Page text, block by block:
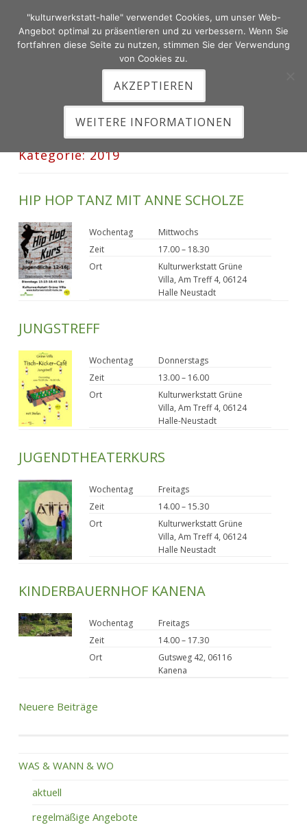
Zum
Inhalt
HAUPTMENÜ
Kategorie:2019
HIP HOP TANZ MIT ANNE SCHOLZE
Wochentag
Mittwochs
Zeit
17.00 – 18.30
Ort
Kulturwerkstatt Grüne
Villa, Am Treff 4, 06124
Halle Neustadt
JUNGSTREFF
Wochentag
Donnerstags
Zeit
13.00 – 16.00
Ort
Kulturwerkstatt Grüne
Villa, Am Treff 4, 06124
Halle-Neustadt
JUGENDTHEATERKURS
Wochentag
Freitags
Zeit
14.00 – 15.30
Ort
Kulturwerkstatt Grüne
Villa, Am Treff 4, 06124
Halle Neustadt
KINDERBAUERNHOF KANENA
Wochentag
Freitags
Zeit
14.00 – 17.30
Ort
Gutsweg 42, 06116
Kanena
Beitragsnavigation
Neuere Beiträge
WAS & WANN & WO
aktuell
regelmäßige Angebote
"kulturwerkstatt-halle" verwendet Cookies, um unser Web-
Angebot optimal zu präsentieren und zu verbessern. Wenn Sie
fortfahren diese Seite zu nutzen, stimmen Sie der Verwendung
von Cookies zu.
AKZEPTIEREN
WEITERE INFORMATIONEN